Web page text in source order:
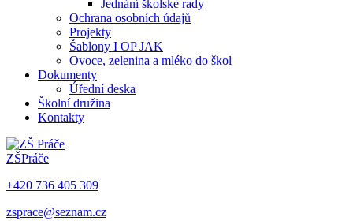
Jednání školské rady
Ochrana osobních údajů
Projekty
Šablony I OP JAK
Ovoce, zelenina a mléko do škol
Dokumenty
Úřední deska
Školní družina
Kontakty
ZŠPráče
+420 736 405 309
zsprace@seznam.cz